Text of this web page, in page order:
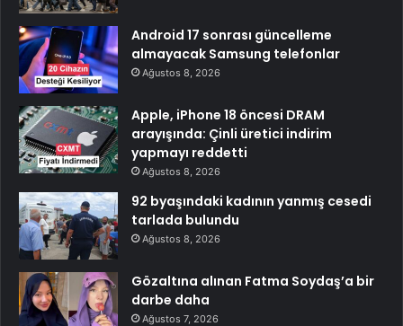
Android 17 sonrası güncelleme
almayacak Samsung telefonlar
Ağustos 8, 2026
Apple, iPhone 18 öncesi DRAM
arayışında: Çinli üretici indirim
yapmayı reddetti
Ağustos 8, 2026
92 byaşındaki kadının yanmış cesedi
tarlada bulundu
Ağustos 8, 2026
Gözaltına alınan Fatma Soydaş’a bir
darbe daha
Ağustos 7, 2026